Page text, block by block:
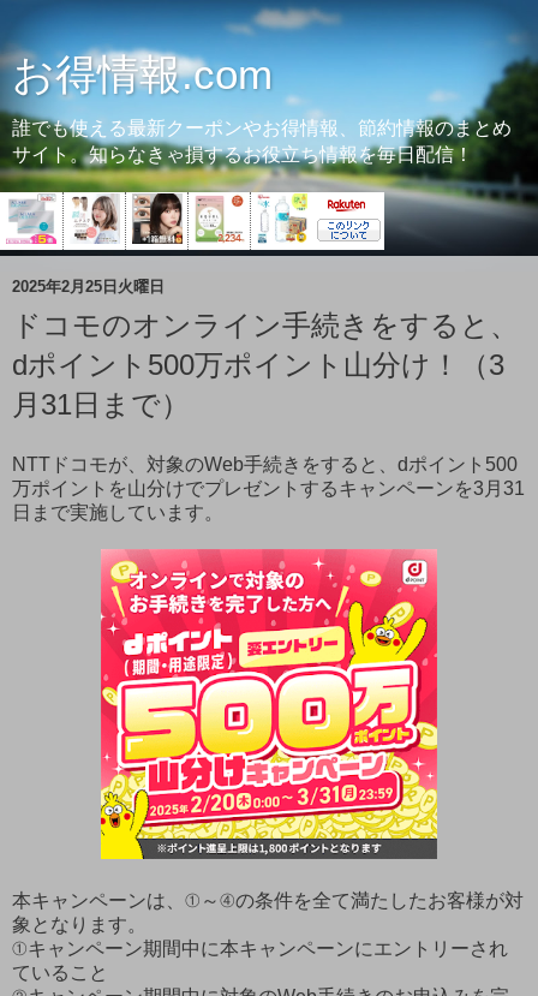
お得情報.com
誰でも使える最新クーポンやお得情報、節約情報のまとめ
サイト。知らなきゃ損するお役立ち情報を毎日配信！
2025年2月25日火曜日
ドコモのオンライン手続きをすると、
dポイント500万ポイント山分け！（3
月31日まで）
NTTドコモが、対象のWeb手続きをすると、dポイント500
万ポイントを山分けでプレゼントするキャンペーンを3月31
日まで実施しています。
本キャンペーンは、①～④の条件を全て満たしたお客様が対
象となります。
①キャンペーン期間中に本キャンペーンにエントリーされ
ていること